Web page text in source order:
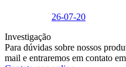
26-07-20
Investigação
Para dúvidas sobre nossos
mail e entraremos em contato